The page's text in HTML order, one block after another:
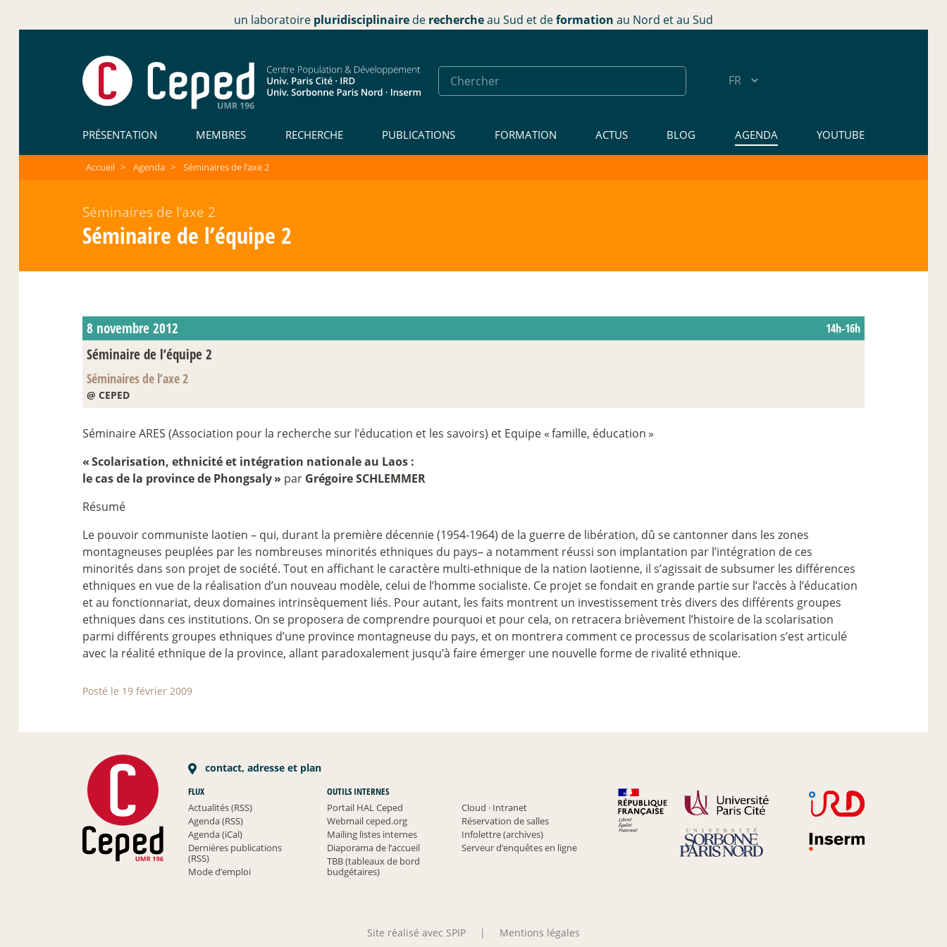
un laboratoire pluridisciplinaire de rechercheau Sud et deformation au Nord et au Sud
PRÉSENTATION MEMBRES RECHERCHE PUBLICATIONS FORMATION ACTUS BLOG AGENDA YOUTUBE
Accueil > Agenda > Séminaires de l’axe 2
Séminaires de l’axe 2
Séminaire de l’équipe 2
8 novembre 2012 14h-16h
Séminaire de l’équipe 2
Séminaires de l’axe 2
@ CEPED
Séminaire ARES (Association pour la recherche sur l’éducation et les savoirs) et Equipe «famille, éducation»
«Scolarisation, ethnicité et intégration nationale au Laos :
le cas de la province de Phongsaly» par Grégoire SCHLEMMER
Résumé
Le pouvoir communiste laotien – qui, durant la première décennie (1954-1964) de la guerre de libération, dû se cantonner dans les zones
montagneuses peuplées par les nombreuses minorités ethniques du pays– a notamment réussi son implantation par l’intégration de ces
minorités dans son projet de société. Tout en affichant le caractère multi-ethnique de la nation laotienne, il s’agissait de subsumer les différences
ethniques en vue de la réalisation d’un nouveau modèle, celui de l’homme socialiste. Ce projet se fondait en grande partie sur l’accès à l’éducation
et au fonctionnariat, deux domaines intrinsèquement liés. Pour autant, les faits montrent un investissement très divers des différents groupes
ethniques dans ces institutions. On se proposera de comprendre pourquoi et pour cela, on retracera brièvement l’histoire de la scolarisation
parmi différents groupes ethniques d’une province montagneuse du pays, et on montrera comment ce processus de scolarisation s’est articulé
avec la réalité ethnique de la province, allant paradoxalement jusqu’à faire émerger une nouvelle forme de rivalité ethnique.
Posté le 19 février 2009
contact, adresse et plan
FLUX
Actualités (RSS)
Agenda (RSS)
Agenda (iCal)
Dernières publications
(RSS)
Mode d’emploi
OUTILS INTERNES
Portail HAL Ceped
Cloud · Intranet
Webmail ceped.org
Réservation de salles
Mailing listes internes
Infolettre (archives)
Diaporama de l’accueil
Serveur d’enquêtes en ligne
TBB (tableaux de bord
budgétaires)
Site réalisé avec SPIP | Mentions légales